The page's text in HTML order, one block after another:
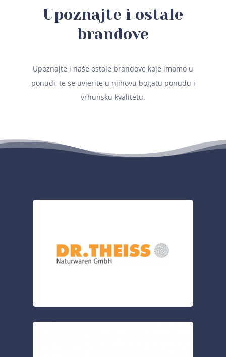
Upoznajte i ostale
brandove
Upoznajte i naše ostale brandove koje imamo u
ponudi, te se uvjerite u njihovu bogatu ponudu i
vrhunsku kvalitetu.